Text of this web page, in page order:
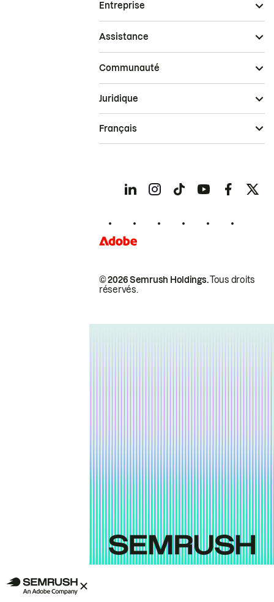
Entreprise
Assistance
Communauté
© 2026 Semrush Holdings.Tous droits
réservés.
Juridique
Français